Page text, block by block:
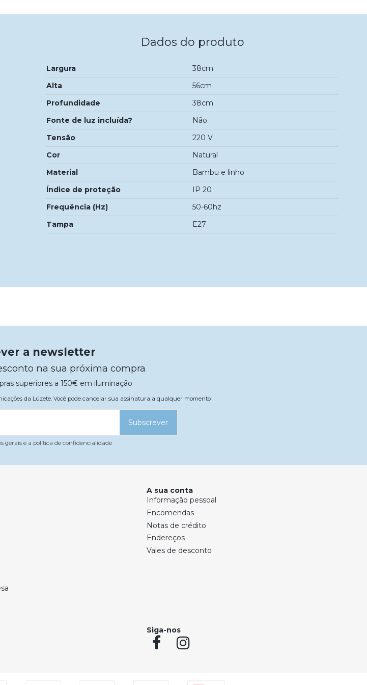
Dados do produto
Largura
38cm
Alta
56cm
Profundidade
38cm
Fonte de luz incluída?
Não
Tensão
220 V
Cor
Natural
Material
Bambu e linho
Índice de proteção
IP 20
Frequência (Hz)
50-60hz
Tampa
E27
a newsletter
na sua próxima compra
superiores a 150€ em iluminação
da Lúzete. Você pode cancelar sua assinatura a qualquer momento
Subscrever
gerais e a política de confidencialidade
A sua conta
Informação pessoal
Encomendas
Notas de crédito
Endereços
Vales de desconto
Siga-nos